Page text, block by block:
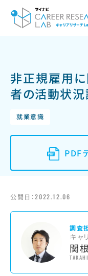
非正規雇用
者の活動状況
就業意識
PDF
公開日：2022.12.06
調査
キャ
関